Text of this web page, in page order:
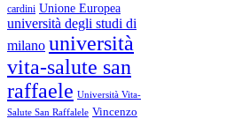
cardini Unione Europea
università degli studi di
milano università
vita-salute san
raffaele Università Vita-
Salute San Raffalele Vincenzo